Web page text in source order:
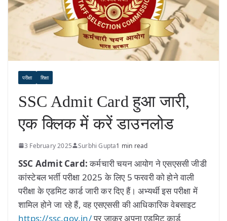
परीक्षा शिक्षा
SSC Admit Card हुआ जारी,
एक क्लिक में करें डाउनलोड
3 February 2025 Surbhi Gupta1 min read
SSC Admit Card:कर्मचारी चयन आयोग ने एसएससी जीडी
कांस्टेबल भर्ती परीक्षा 2025 के लिए 5 फरवरी को होने वाली
परीक्षा के एडमिट कार्ड जारी कर दिए हैं। अभ्यर्थी इस परीक्षा में
शामिल होने जा रहे हैं, वह एसएससी की आधिकारिक वेबसाइट
https://ssc.gov.in/पर जाकर अपना एडमिट कार्ड